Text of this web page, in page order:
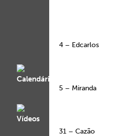
4 – Edcarlos
5 – Miranda
31 – Cazão